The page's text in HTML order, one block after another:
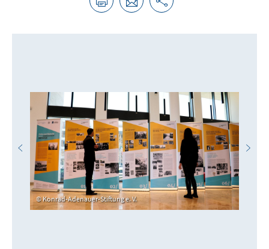
Konrad-Adenauer-Stiftung e. V.